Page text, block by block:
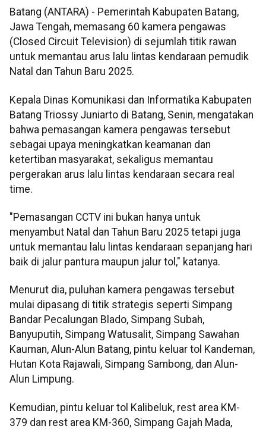
Batang (ANTARA) - Pemerintah Kabupaten Batang,
Jawa Tengah, memasang 60 kamera pengawas
(Closed Circuit Television) di sejumlah titik rawan
untuk memantau arus lalu lintas kendaraan pemudik
Natal dan Tahun Baru 2025.
Kepala Dinas Komunikasi dan Informatika Kabupaten
Batang Triossy Juniarto di Batang, Senin, mengatakan
bahwa pemasangan kamera pengawas tersebut
sebagai upaya meningkatkan keamanan dan
ketertiban masyarakat, sekaligus memantau
pergerakan arus lalu lintas kendaraan secara real
time.
"Pemasangan CCTV ini bukan hanya untuk
menyambut Natal dan Tahun Baru 2025 tetapi juga
untuk memantau lalu lintas kendaraan sepanjang hari
baik di jalur pantura maupun jalur tol," katanya.
Menurut dia, puluhan kamera pengawas tersebut
mulai dipasang di titik strategis seperti Simpang
Bandar Pecalungan Blado, Simpang Subah,
Banyuputih, Simpang Watusalit, Simpang Sawahan
Kauman, Alun-Alun Batang, pintu keluar tol Kandeman,
Hutan Kota Rajawali, Simpang Sambong, dan Alun-
Alun Limpung.
Kemudian, pintu keluar tol Kalibeluk, rest area KM-
379 dan rest area KM-360, Simpang Gajah Mada,